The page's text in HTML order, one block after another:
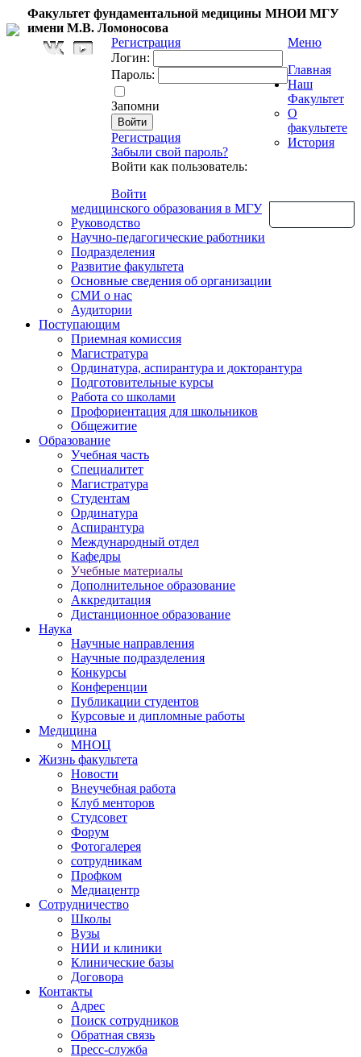
Факультет фундаментальной медицины МНОИ МГУ
имени М.В. Ломоносова
Регистрация
Логин:
Пароль:
Запомни
Регистрация
Забыли свой пароль?
Войти как пользователь:
Войти
Меню
Главная
Наш
Факультет
О
факультете
История
медицинского образования в МГУ
Руководство
Научно-педагогические работники
Подразделения
Развитие факультета
Основные сведения об организации
СМИ о нас
Аудитории
Поступающим
Приемная комиссия
Магистратура
Ординатура, аспирантура и докторантура
Подготовительные курсы
Работа со школами
Профориентация для школьников
Общежитие
Образование
Учебная часть
Специалитет
Магистратура
Студентам
Ординатура
Аспирантура
Международный отдел
Кафедры
Учебные материалы
Дополнительное образование
Аккредитация
Дистанционное образование
Наука
Научные направления
Научные подразделения
Конкурсы
Конференции
Публикации студентов
Курсовые и дипломные работы
Медицина
МНОЦ
Жизнь факультета
Новости
Внеучебная работа
Клуб менторов
Студсовет
Форум
Фотогалерея
сотрудникам
Профком
Медиацентр
Сотрудничество
Школы
Вузы
НИИ и клиники
Клинические базы
Договора
Контакты
Адрес
Поиск сотрудников
Обратная связь
Пресс-служба